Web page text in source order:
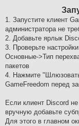
1. Запустите клиент
администратора не
2. Добавьте ярлык
3. Проверьте
Основные->Тип
пакетов
4. Нажмите
GameFreedom перед
Если клиент Discord
вручную добавьте
Для этого в главном